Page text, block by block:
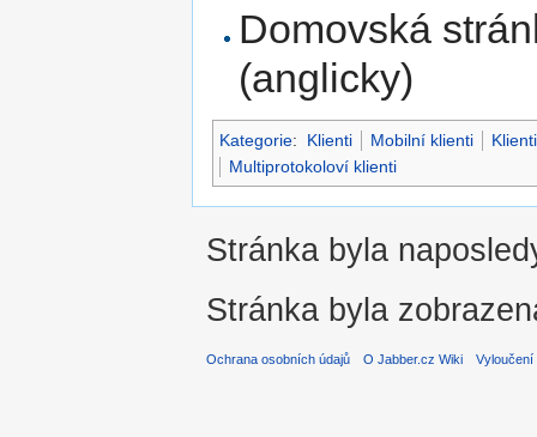
Domovská
(anglicky)
Kategorie: Klienti Mobilní klienti
Multiprotokoloví klienti
Stránka byla
Stránka byla
Ochrana osobních údajů O Jabber.cz Wiki Vyloučení